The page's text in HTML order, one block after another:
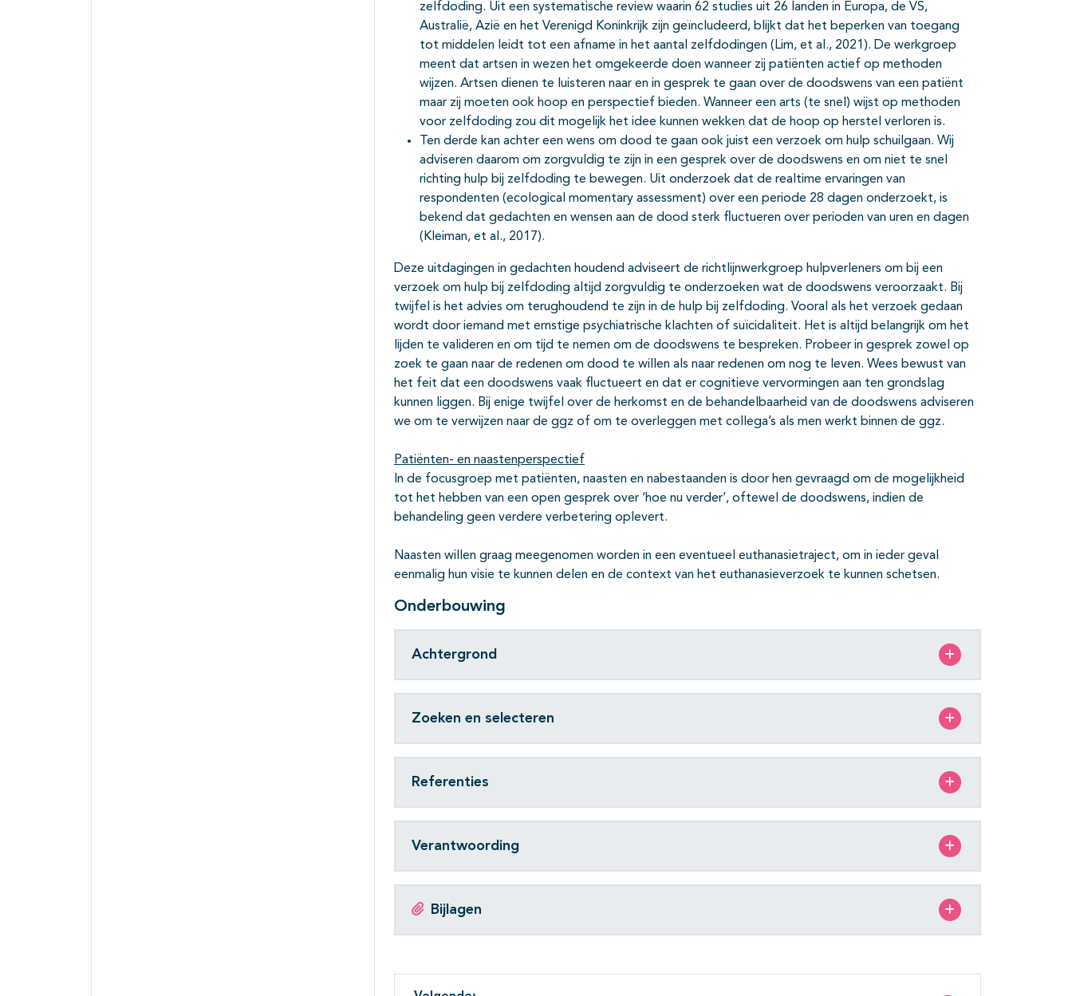
zelfdoding. Uit een systematische review waarin 62 studies uit 26 landen in Europa, de VS,
Australië, Azië en het Verenigd Koninkrijk zijn geïncludeerd, blijkt dat het beperken van toegang
tot middelen leidt tot een afname in het aantal zelfdodingen (Lim, et al., 2021). De werkgroep
meent dat artsen in wezen het omgekeerde doen wanneer zij patiënten actief op methoden
wijzen. Artsen dienen te luisteren naar en in gesprek te gaan over de doodswens van een patiënt
maar zij moeten ook hoop en perspectief bieden. Wanneer een arts (te snel) wijst op methoden
voor zelfdoding zou dit mogelijk het idee kunnen wekken dat de hoop op herstel verloren is.
Ten derde kan achter een wens om dood te gaan ook juist een verzoek om hulp schuilgaan. Wij
adviseren daarom om zorgvuldig te zijn in een gesprek over de doodswens en om niet te snel
richting hulp bij zelfdoding te bewegen. Uit onderzoek dat de realtime ervaringen van
respondenten (ecological momentary assessment) over een periode 28 dagen onderzoekt, is
bekend dat gedachten en wensen aan de dood sterk fluctueren over perioden van uren en dagen
(Kleiman, et al., 2017).
Deze uitdagingen in gedachten houdend adviseert de richtlijnwerkgroep hulpverleners om bij een
verzoek om hulp bij zelfdoding altijd zorgvuldig te onderzoeken wat de doodswens veroorzaakt. Bij
twijfel is het advies om terughoudend te zijn in de hulp bij zelfdoding. Vooral als het verzoek gedaan
wordt door iemand met ernstige psychiatrische klachten of suïcidaliteit. Het is altijd belangrijk om het
lijden te valideren en om tijd te nemen om de doodswens te bespreken. Probeer in gesprek zowel op
zoek te gaan naar de redenen om dood te willen als naar redenen om nog te leven. Wees bewust van
het feit dat een doodswens vaak fluctueert en dat er cognitieve vervormingen aan ten grondslag
kunnen liggen. Bij enige twijfel over de herkomst en de behandelbaarheid van de doodswens adviseren
we om te verwijzen naar de ggz of om te overleggen met collega’s als men werkt binnen de ggz.
Patiënten- en naastenperspectief
In de focusgroep met patiënten, naasten en nabestaanden is door hen gevraagd om de mogelijkheid
tot het hebben van een open gesprek over ‘hoe nu verder’, oftewel de doodswens, indien de
behandeling geen verdere verbetering oplevert.
Naasten willen graag meegenomen worden in een eventueel euthanasietraject, om in ieder geval
eenmalig hun visie te kunnen delen en de context van het euthanasieverzoek te kunnen schetsen.
Onderbouwing
Achtergrond
Zoeken en selecteren
Referenties
Verantwoording
Bijlagen